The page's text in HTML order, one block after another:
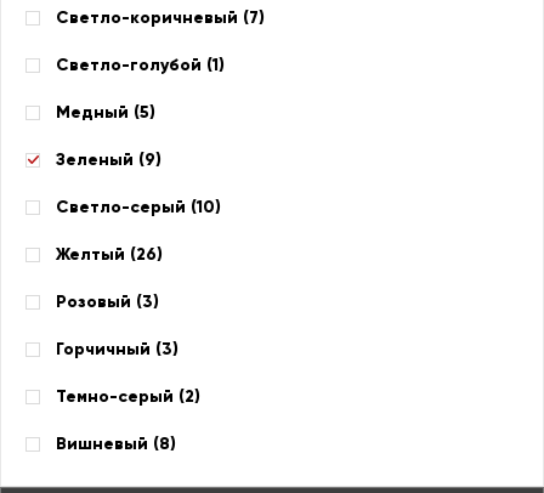
Светло-коричневый (7)
Светло-голубой (1)
Медный (5)
Зеленый (9)
Светло-серый (10)
Желтый (26)
Розовый (3)
Горчичный (3)
Темно-серый (2)
Вишневый (8)